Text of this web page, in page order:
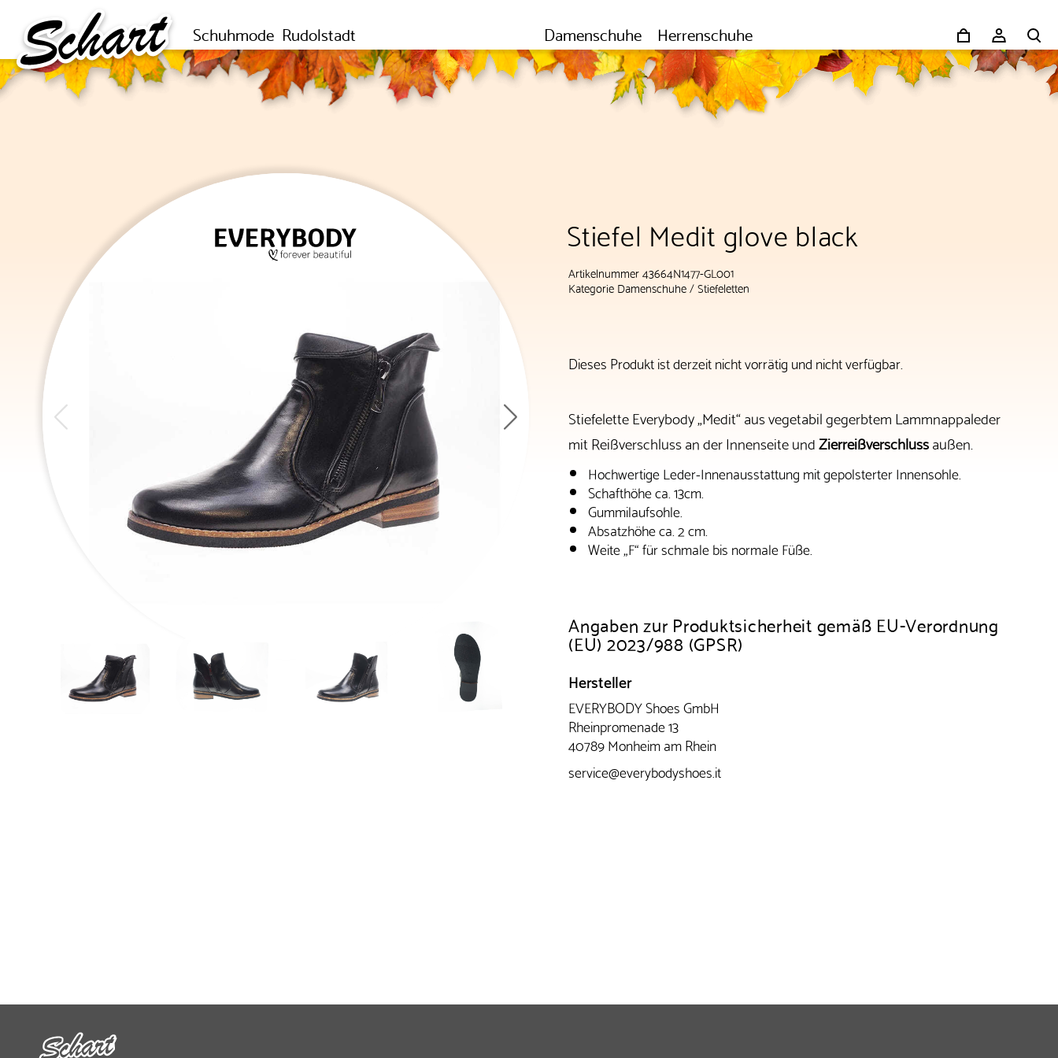
Schuhmode Rudolstadt Damenschuhe Herrenschuhe
Stiefel Medit glove black
Artikelnummer 43664N1477-GL001
KategorieDamenschuhe/Stiefeletten
Dieses Produkt ist derzeit nicht vorrätig und nicht verfügbar.
Stiefelette Everybody „Medit“ aus vegetabil gegerbtem Lammnappaleder
mit Reißverschluss an der Innenseite undZierreißverschlussaußen.
Hochwertige Leder-Innenausstattung mit gepolsterter Innensohle.
Schafthöhe ca. 13cm.
Gummilaufsohle.
Absatzhöhe ca. 2 cm.
Weite „F“ für schmale bis normale Füße.
Angaben zur Produktsicherheit gemäß EU-Verordnung
(EU) 2023/988 (GPSR)
Hersteller
EVERYBODY Shoes GmbH
Rheinpromenade 13
40789 Monheim am Rhein
service@everybodyshoes.it